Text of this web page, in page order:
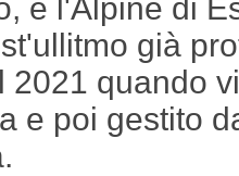
e l'Alpine di
già
2021 quando
e poi gestito